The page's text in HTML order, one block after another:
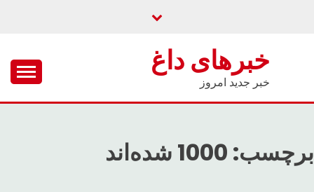
خبرهای داغ
خبر جدید امروز
برچسب: 1000 شده‌اند